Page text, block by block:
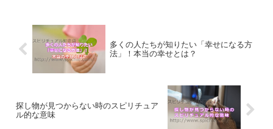
多くの人たちが知りたい「幸せになる方
法」！本当の幸せとは？
探し物が見つからない時のスピリチュア
ル的な意味